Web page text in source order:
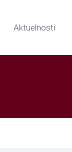
Aktuelnosti